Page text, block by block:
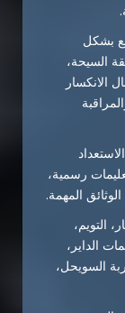
بشكل
السيحة،
الانكسار
رسمية،
المهمة.
التويم،
الداير،
السويحل،